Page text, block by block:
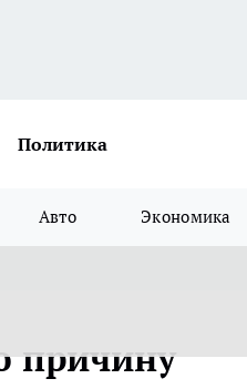
Политика
Авто Экономика
причину